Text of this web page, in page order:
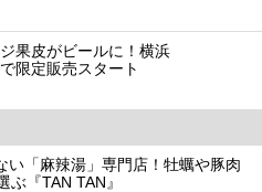
果皮がビールに！横浜
限定販売スタート
い「麻辣湯」専門店！牡蠣や豚肉
『TAN TAN』